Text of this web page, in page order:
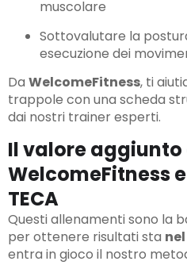
muscolare
Sottovalutare la
esecuzione dei
Da WelcomeFitness, ti
trappole con una scheda
dai nostri trainer esperti.
Il valore aggiunto
WelcomeFitness
TECA
Questi allenamenti sono la
per ottenere risultati sta
entra in gioco il nostro